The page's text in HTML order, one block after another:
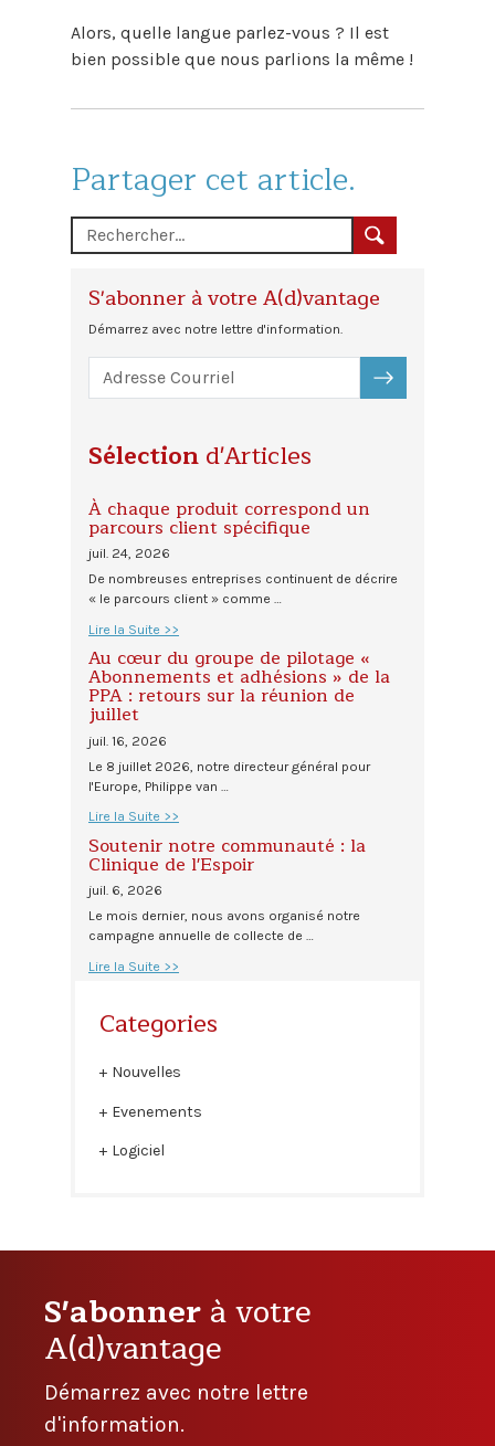
Alors, quelle langue parlez-vous ? Il est
bien possible que nous parlions la même !
Partager cet article.
S'abonner à votre A(d)vantage
Démarrez avec notre lettre d'information.
S'ABONNER
Sélection d'Articles
À chaque produit correspond un
parcours client spécifique
juil. 24, 2026
De nombreuses entreprises continuent de décrire
« le parcours client » comme …
Lire la Suite >>
Au cœur du groupe de pilotage «
Abonnements et adhésions » de la
PPA : retours sur la réunion de
juillet
juil. 16, 2026
Le 8 juillet 2026, notre directeur général pour
l'Europe, Philippe van …
Lire la Suite >>
Soutenir notre communauté : la
Clinique de l'Espoir
juil. 6, 2026
Le mois dernier, nous avons organisé notre
campagne annuelle de collecte de …
Lire la Suite >>
Categories
Nouvelles
Evenements
Logiciel
S'abonnerà votre
A(d)vantage
Démarrez avec notre lettre
d'information.